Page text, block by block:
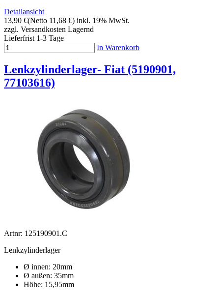
Detailansicht
13,90 €(Netto 11,68 €) inkl. 19% MwSt.
zzgl. Versandkosten Lagernd
Lieferfrist 1-3 Tage
In Warenkorb
Lenkzylinderlager- Fiat (5190901,
77103616)
Artnr: 125190901.C
Lenkzylinderlager
Ø innen: 20mm
Ø außen: 35mm
Höhe: 15,95mm